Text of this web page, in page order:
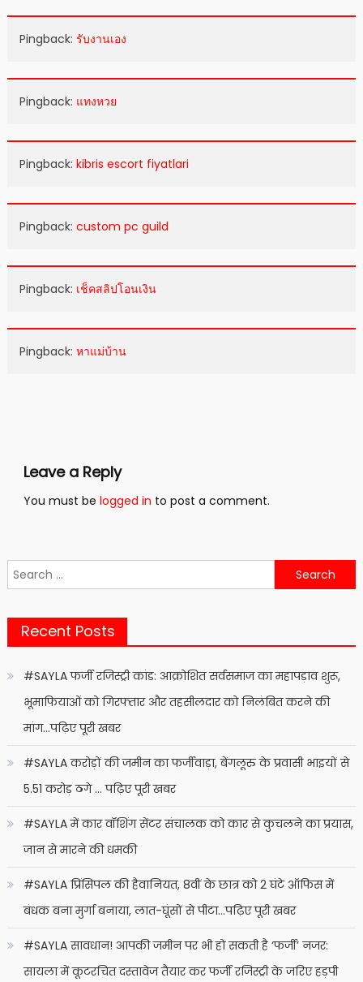
Pingback: รับงานเอง
Pingback: แทงหวย
Pingback: kibris escort fiyatlari
Pingback: custom pc guild
Pingback: เช็คสลิปโอนเงิน
Pingback: หาแม่บ้าน
Leave a Reply
You must be logged in to post a comment.
Search
for:
Recent Posts
#SAYLA फर्जी रजिस्ट्री कांड: आक्रोशित सर्वसमाज का महापड़ाव शुरू,
भूमाफियाओं को गिरफ्तार और तहसीलदार को निलंबित करने की
मांग…पढ़िए पूरी खबर
#SAYLA करोड़ों की जमीन का फर्जीवाड़ा, बेंगलूरु के प्रवासी भाइयों से
5.51 करोड़ ठगे … पढ़िए पूरी खबर
#SAYLA में कार वॉशिंग सेंटर संचालक को कार से कुचलने का प्रयास,
जान से मारने की धमकी
#SAYLA प्रिंसिपल की हैवानियत, 8वीं के छात्र को 2 घंटे ऑफिस में
बंधक बना मुर्गा बनाया, लात-घूंसों से पीटा…पढ़िए पूरी खबर
#SAYLA सावधान! आपकी जमीन पर भी हो सकती है ‘फर्जी’ नजर:
सायला में कूटरचित दस्तावेज तैयार कर फर्जी रजिस्ट्री के जरिए हड़पी